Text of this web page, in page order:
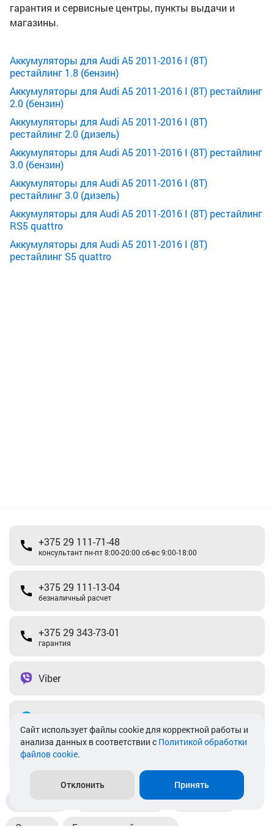
гарантия и сервисные центры, пункты выдачи и
магазины.
Аккумуляторы для Audi A5 2011-2016 I (8T)
рестайлинг 1.8 (бензин)
Аккумуляторы для Audi A5 2011-2016 I (8T) рестайлинг
2.0 (бензин)
Аккумуляторы для Audi A5 2011-2016 I (8T)
рестайлинг 2.0 (дизель)
Аккумуляторы для Audi A5 2011-2016 I (8T) рестайлинг
3.0 (бензин)
Аккумуляторы для Audi A5 2011-2016 I (8T)
рестайлинг 3.0 (дизель)
Аккумуляторы для Audi A5 2011-2016 I (8T) рестайлинг
RS5 quattro
Аккумуляторы для Audi A5 2011-2016 I (8T)
рестайлинг S5 quattro
+375 29 111-71-48
консультант пн-пт 8:00-20:00 сб-вс 9:00-18:00
+375 29 111-13-04
безналичный расчет
+375 29 343-73-01
гарантия
Viber
info@akkamulik.by
Пункты выдачи Магазины
Cайт использует файлы cookie для корректной работы и
анализа данных в соответствии с Политикой обработки
файлов cookie.
Отклонить Принять